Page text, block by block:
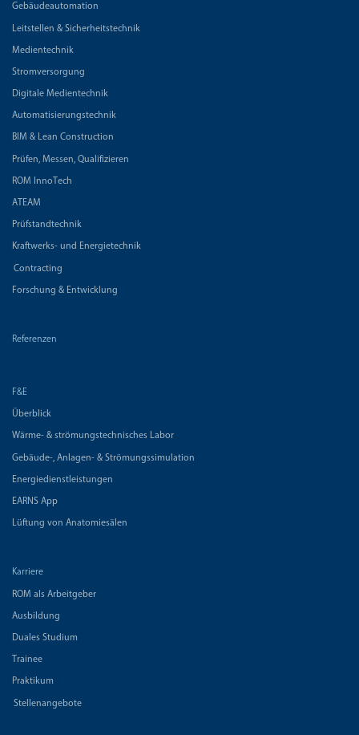
Gebäudeautomation
Leitstellen & Sicherheitstechnik
Medientechnik
Stromversorgung
Digitale Medientechnik
Automatisierungstechnik
BIM & Lean Construction
Prüfen, Messen, Qualifizieren
ROM InnoTech
ATEAM
Prüfstandtechnik
Kraftwerks- und Energietechnik
Contracting
Forschung & Entwicklung
Referenzen
F&E
Überblick
Wärme- & strömungstechnisches Labor
Gebäude-, Anlagen- & Strömungssimulation
Energiedienstleistungen
EARNS App
Lüftung von Anatomiesälen
Karriere
ROM als Arbeitgeber
Ausbildung
Duales Studium
Trainee
Praktikum
Stellenangebote